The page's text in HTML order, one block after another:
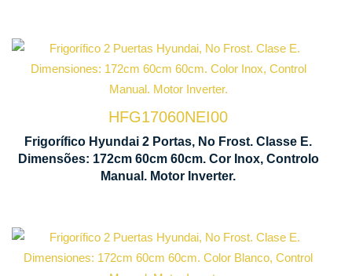
HFG17060NEI00
Frigorífico Hyundai 2 Portas, No Frost. Classe E.
Dimensões: 172cm 60cm 60cm. Cor Inox, Controlo
Manual. Motor Inverter.
Tecnologia
Motor
Inverter
de